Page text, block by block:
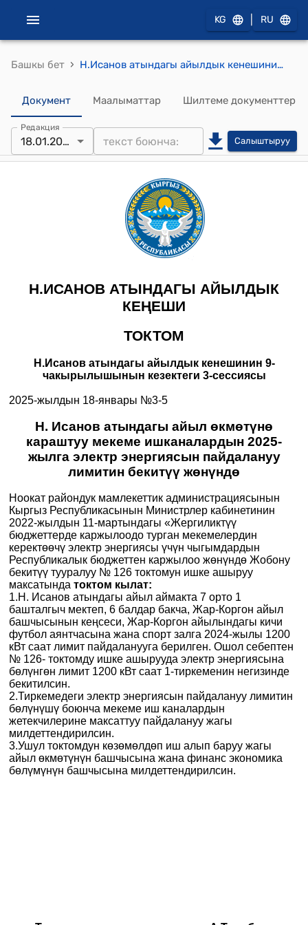
KG RU
Башкы бет › Н.Исанов атындагы айылдык кенешинин 2025-жылдын 18-январындагы №3-5 Н. Исанов атындагы айыл өкмөтүнө караштуу мекеме ишканалардын 2025-жылга электр энергиясын пайдалануу лимитин бекитүү жөнүндө токтому
Документ Маалыматтар Шилтеме документтер
Редакция
18.01.2025 Салыштыруу